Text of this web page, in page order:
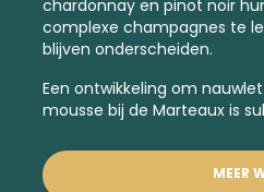
chardonnay en pinot noir
complexe champagnes te
blijven onderscheiden.
Een ontwikkeling om
mousse bij de Marteaux is
MEER